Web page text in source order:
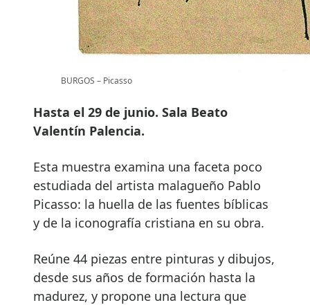
BURGOS – Picasso
Hasta el 29 de junio. Sala Beato
Valentín Palencia.
Esta muestra examina una faceta poco
estudiada del artista malagueño Pablo
Picasso: la huella de las fuentes bíblicas
y de la iconografía cristiana en su obra.
Reúne 44 piezas entre pinturas y dibujos,
desde sus años de formación hasta la
madurez, y propone una lectura que